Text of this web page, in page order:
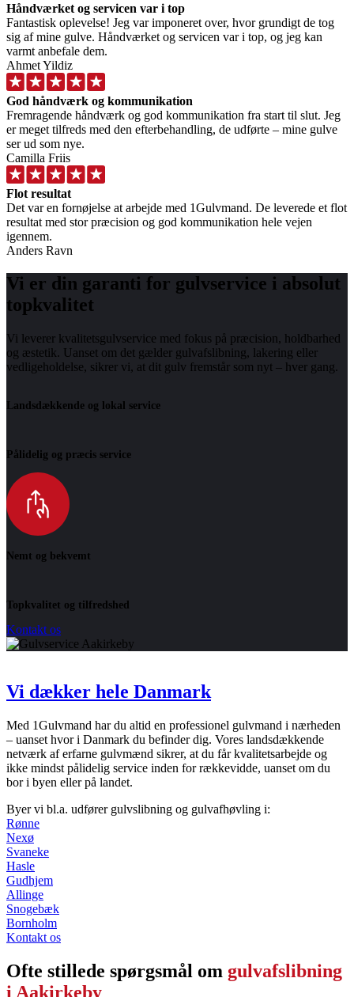
Håndværket og servicen var i top
Fantastisk oplevelse! Jeg var imponeret over, hvor grundigt de tog
sig af mine gulve. Håndværket og servicen var i top, og jeg kan
varmt anbefale dem.
Ahmet Yildiz
God håndværk og kommunikation
Fremragende håndværk og god kommunikation fra start til slut. Jeg
er meget tilfreds med den efterbehandling, de udførte – mine gulve
ser ud som nye.
Camilla Friis
Flot resultat
Det var en fornøjelse at arbejde med 1Gulvmand. De leverede et flot
resultat med stor præcision og god kommunikation hele vejen
igennem.
Anders Ravn
Vi er din garanti for gulvservice i absolut
topkvalitet
Vi leverer kvalitetsgulvservice med fokus på præcision, holdbarhed
og æstetik. Uanset om det gælder gulvafslibning, lakering eller
vedligeholdelse, sikrer vi, at dit gulv fremstår som nyt – hver gang.
Landsdækkende og lokal service
Pålidelig og præcis service
Nemt og bekvemt
Topkvalitet og tilfredshed
Kontakt os
Vi dækker hele Danmark
Med 1Gulvmand har du altid en professionel gulvmand i nærheden
– uanset hvor i Danmark du befinder dig. Vores landsdækkende
netværk af erfarne gulvmænd sikrer, at du får kvalitetsarbejde og
ikke mindst pålidelig service inden for rækkevidde, uanset om du
bor i byen eller på landet.
Byer vi bl.a. udfører gulvslibning og gulvafhøvling i:
Rønne
Nexø
Svaneke
Hasle
Gudhjem
Allinge
Snogebæk
Bornholm
Kontakt os
Ofte stillede spørgsmål om gulvafslibning
i Aakirkeby